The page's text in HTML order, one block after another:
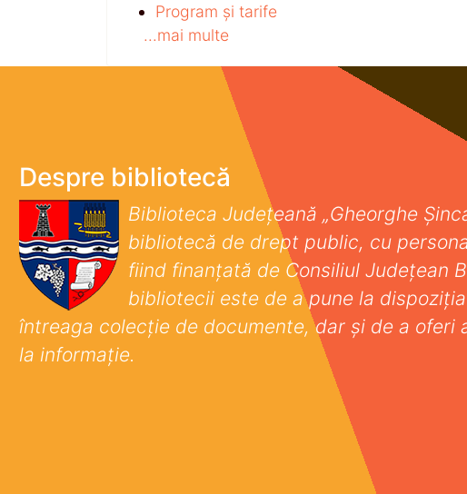
Program și tarife
...mai multe
Despre bibliotecă
Biblioteca Județeană „Gheorghe
bibliotecă de drept public, cu
fiind finanţată de Consiliul Judeţean
bibliotecii este de a pune la
întreaga colecţie de documente, dar şi de a oferi
la informaţie.